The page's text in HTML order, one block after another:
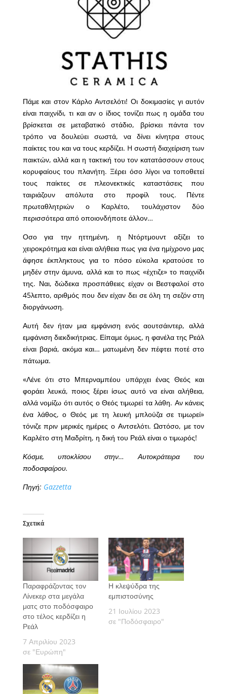
Πάμε και στον Κάρλο Αντσελότι! Οι δοκιμασίες γι αυτόν
είναι παιχνίδι, τι και αν ο ίδιος τονίζει πως η ομάδα του
βρίσκεται σε μεταβατικό στάδιο, βρίσκει πάντα τον
τρόπο να δουλεύει σωστά, να δίνει κίνητρα στους
παίκτες του και να τους κερδίζει. H σωστή διαχείριση των
παικτών, αλλά και η τακτική του τον κατατάσσουν στους
κορυφαίους του πλανήτη. Ξέρει όσο λίγοι να τοποθετεί
τους παίκτες σε πλεονεκτικές καταστάσεις που
ταιριάζουν απόλυτα στο προφίλ τους. Πέντε
πρωταθλητριών ο Καρλέτο, τουλάχιστον δύο
περισσότερα από οποιονδήποτε άλλον…
Οσο για την ηττημένη, η Ντόρτμουντ αξίζει το
χειροκρότημα και είναι αλήθεια πως για ένα ημίχρονο μας
άφησε έκπληκτους για το πόσο εύκολα κρατούσε το
μηδέν στην άμυνα, αλλά και το πως «έχτιζε» το παιχνίδι
της. Ναι, δώδεκα προσπάθειες είχαν οι Βεστφαλοί στο
45λεπτο, αριθμός που δεν είχαν δει σε όλη τη σεζόν στη
διοργάνωση.
Αυτή δεν ήταν μια εμφάνιση ενός αουτσάιντερ, αλλά
εμφάνιση διεκδικήτριας. Είπαμε όμως, η φανέλα της Ρεάλ
είναι βαριά, ακόμα και… ματωμένη δεν πέφτει ποτέ στο
πάτωμα.
«Λένε ότι στο Μπερναμπέου υπάρχει ένας Θεός και
φοράει λευκά, ποιος ξέρει ίσως αυτό να είναι αλήθεια,
αλλά νομίζω ότι αυτός ο Θεός τιμωρεί τα λάθη. Αν κάνεις
ένα λάθος, ο Θεός με τη λευκή μπλούζα σε τιμωρεί»
τόνιζε πριν μερικές ημέρες ο Αντσελότι. Ωστόσο, με τον
Καρλέτο στη Μαδρίτη, η δική του Ρεάλ είναι ο τιμωρός!
Κόσμε, υποκλίσου στην… Αυτοκράτειρα του
ποδοσφαίρου.
Πηγή: Gazzetta
Σχετικά
Παραφράζοντας τον
Λίνεκερ στα μεγάλα
ματς στο ποδόσφαιρο
στο τέλος κερδίζει η
Ρεάλ
7 Απριλίου 2023
σε "Ευρώπη"
Η κλεψύδρα της
εμπιστοσύνης
21 Ιουλίου 2023
σε "Ποδόσφαιρο"